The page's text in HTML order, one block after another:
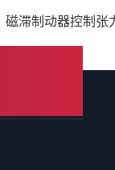
磁滞制动器控制张